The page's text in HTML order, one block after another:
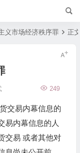
义市场经济秩序罪 正
249
交易内幕信息的
易内幕信息的人
交易 或者其他对